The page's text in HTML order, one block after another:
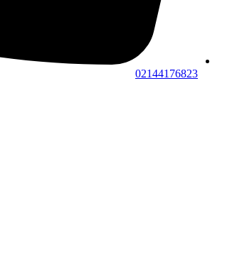
02144176823